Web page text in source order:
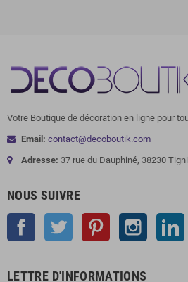
Votre Boutique de décoration en ligne pour
Email: contact@decoboutik.com
Adresse: 37 rue du Dauphiné, 38230
NOUS SUIVRE
Facebook Twitter Pinterest Instagram
LETTRE D'INFORMATIONS